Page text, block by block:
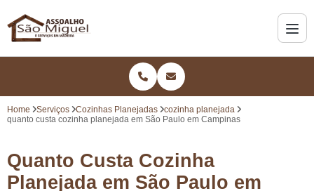
Home Serviços Cozinhas Planejadas
cozinha planejada
quanto custa cozinha planejada em São Paulo em Campinas
Quanto Custa Cozinha
Planejada em São Paulo em